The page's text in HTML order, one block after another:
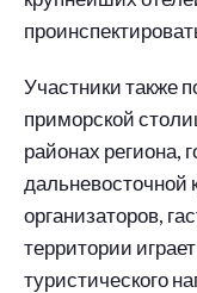
Участники также
приморской
районах региона,
дальневосточной
организаторов,
территории
туристического